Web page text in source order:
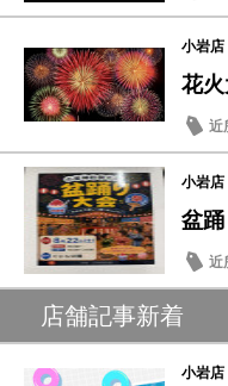
小岩店
花火
近
小岩店
盆踊
近
店舗記事新着
小岩店